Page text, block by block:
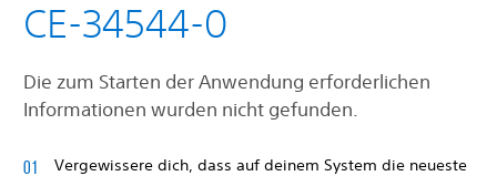
CE-34544-0
Die zum Starten der Anwendung erforderlichen
Informationen wurden nicht gefunden.
Vergewissere dich, dass auf deinem System die neueste